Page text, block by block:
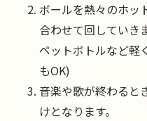
ボールを熱々のホッ
合わせて回していき
ペットボトルなど軽
もOK)
音楽や歌が終わると
けとなります。